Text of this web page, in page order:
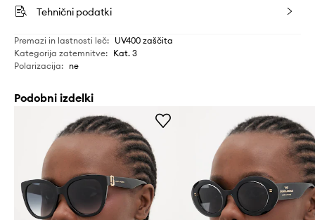
Tehnični podatki
Premazi in lastnosti leč: UV400 zaščita
Kategorija zatemnitve: Kat. 3
Polarizacija: ne
Podobni izdelki